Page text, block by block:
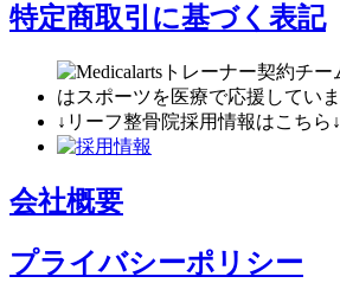
特定商取引に基づく表記
↓リーフ整骨院採用情報はこちら↓
会社概要
プライバシーポリシー